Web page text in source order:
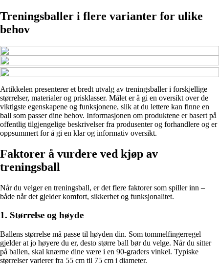
Treningsballer i flere varianter for ulike
behov
Artikkelen presenterer et bredt utvalg av treningsballer i forskjellige
størrelser, materialer og prisklasser. Målet er å gi en oversikt over de
viktigste egenskapene og funksjonene, slik at du lettere kan finne en
ball som passer dine behov. Informasjonen om produktene er basert på
offentlig tilgjengelige beskrivelser fra produsenter og forhandlere og er
oppsummert for å gi en klar og informativ oversikt.
Faktorer å vurdere ved kjøp av
treningsball
Når du velger en treningsball, er det flere faktorer som spiller inn –
både når det gjelder komfort, sikkerhet og funksjonalitet.
1. Størrelse og høyde
Ballens størrelse må passe til høyden din. Som tommelfingerregel
gjelder at jo høyere du er, desto større ball bør du velge. Når du sitter
på ballen, skal knærne dine være i en 90-graders vinkel. Typiske
størrelser varierer fra 55 cm til 75 cm i diameter.